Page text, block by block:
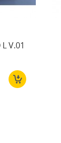
V.01